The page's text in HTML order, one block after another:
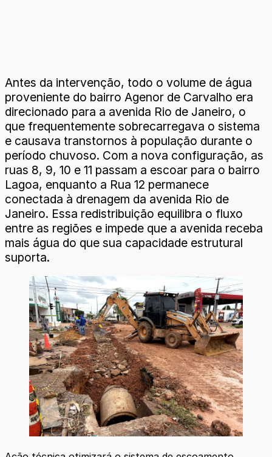
Antes da intervenção, todo o volume de água
proveniente do bairro Agenor de Carvalho era
direcionado para a avenida Rio de Janeiro, o
que frequentemente sobrecarregava o sistema
e causava transtornos à população durante o
período chuvoso. Com a nova configuração, as
ruas 8, 9, 10 e 11 passam a escoar para o bairro
Lagoa, enquanto a Rua 12 permanece
conectada à drenagem da avenida Rio de
Janeiro. Essa redistribuição equilibra o fluxo
entre as regiões e impede que a avenida receba
mais água do que sua capacidade estrutural
suporta.